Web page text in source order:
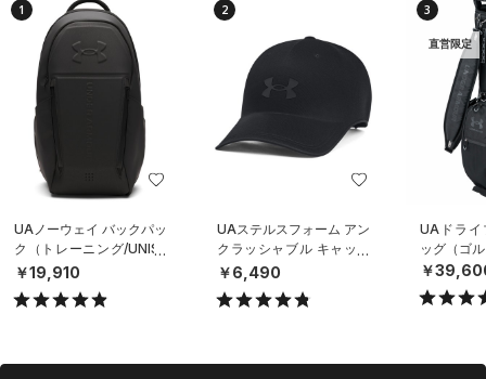
1
UAノーウェイ バックパッ
ク（トレーニング/UNISE
X）
￥19,910
2
UAステルスフォーム アン
クラッシャブル キャップ
（ライフスタイル/UNISE
X）
￥6,490
3
直営限定
UAドライ
ッグ（ゴ
￥